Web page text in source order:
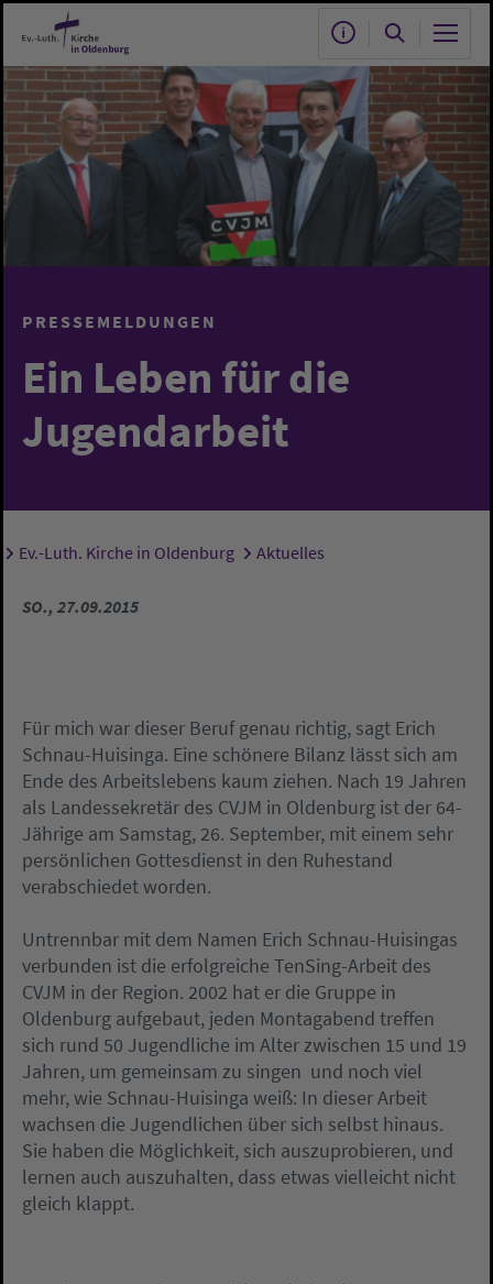
Zum Hauptinhalt springen
PRESSEMELDUNGEN
Ein Leben für die
Jugendarbeit
Sie sind hier:
Ev.-Luth. Kirche in Oldenburg Aktuelles
SO., 27.09.2015
Für mich war dieser Beruf genau richtig, sagt Erich
Schnau-Huisinga. Eine schönere Bilanz lässt sich am
Ende des Arbeitslebens kaum ziehen. Nach 19 Jahren
als Landessekretär des CVJM in Oldenburg ist der 64-
Jährige am Samstag, 26. September, mit einem sehr
persönlichen Gottesdienst in den Ruhestand
verabschiedet worden.
Untrennbar mit dem Namen Erich Schnau-Huisingas
verbunden ist die erfolgreiche TenSing-Arbeit des
CVJM in der Region. 2002 hat er die Gruppe in
Oldenburg aufgebaut, jeden Montagabend treffen
sich rund 50 Jugendliche im Alter zwischen 15 und 19
Jahren, um gemeinsam zu singen  und noch viel
mehr, wie Schnau-Huisinga weiß: In dieser Arbeit
wachsen die Jugendlichen über sich selbst hinaus.
Sie haben die Möglichkeit, sich auszuprobieren, und
lernen auch auszuhalten, dass etwas vielleicht nicht
gleich klappt.